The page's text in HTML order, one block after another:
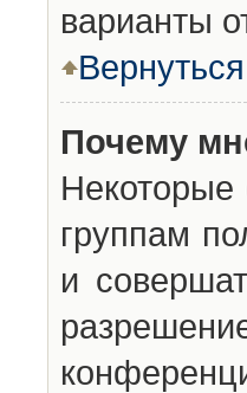
варианты
Почему
группам
и